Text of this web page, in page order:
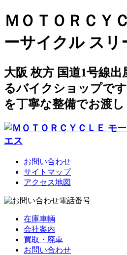
ＭＯＴＯＲＣＹ
ーサイクル スリ
大阪 枚方 国道1号線出
るバイクショップで
を丁寧な整備でお渡し
お問い合わせ
サイトマップ
アクセス地図
在庫車輌
会社案内
買取・廃車
お問い合わせ